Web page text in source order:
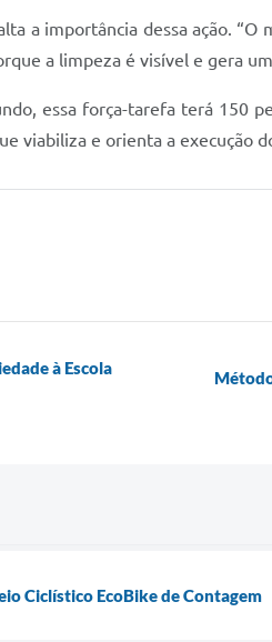
a importância dessa ação.
a limpeza é visível e gera
essa força-tarefa terá 150
viabiliza e orienta a execução
à Escola
Ciclístico EcoBike de Contagem